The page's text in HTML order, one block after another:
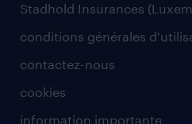
Stadhold Insurances
conditions générales
contactez-nous
cookies
information importante